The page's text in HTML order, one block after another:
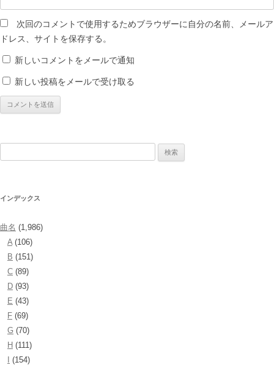
次回のコメントで使用するためブラウザーに自分の名前、メールア
ドレス、サイトを保存する。
新しいコメントをメールで通知
新しい投稿をメールで受け取る
インデックス
曲名 (1,986)
A(106)
B (151)
C (89)
D (93)
E (43)
F (69)
G (70)
H (111)
(154)